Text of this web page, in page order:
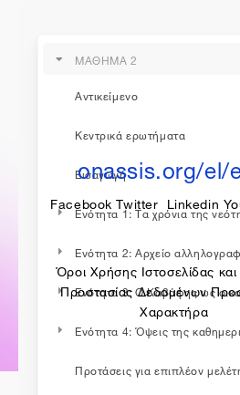
ΜΑΘΗΜΑ 2
Αντικείμενο
Κεντρικά ερωτήματα
Εισαγωγή
Ενότητα 1: Τα χρόνια της
Ενότητα 2: Αρχείο
Ενότητα 3: Ο Καβάφης ως
Ενότητα 4: Όψεις της
Προτάσεις για επιπλέον
η εκπαίδευση
onassis.org/el/
Facebook Twitter Linkedin
Όροι Χρήσης Ιστοσελίδας και
Προστασίας Δεδομένων
Χαρακτήρα